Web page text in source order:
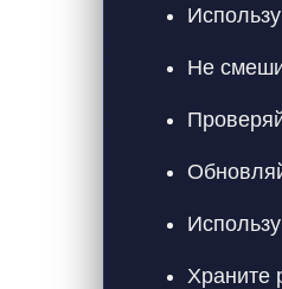
Не
Храните